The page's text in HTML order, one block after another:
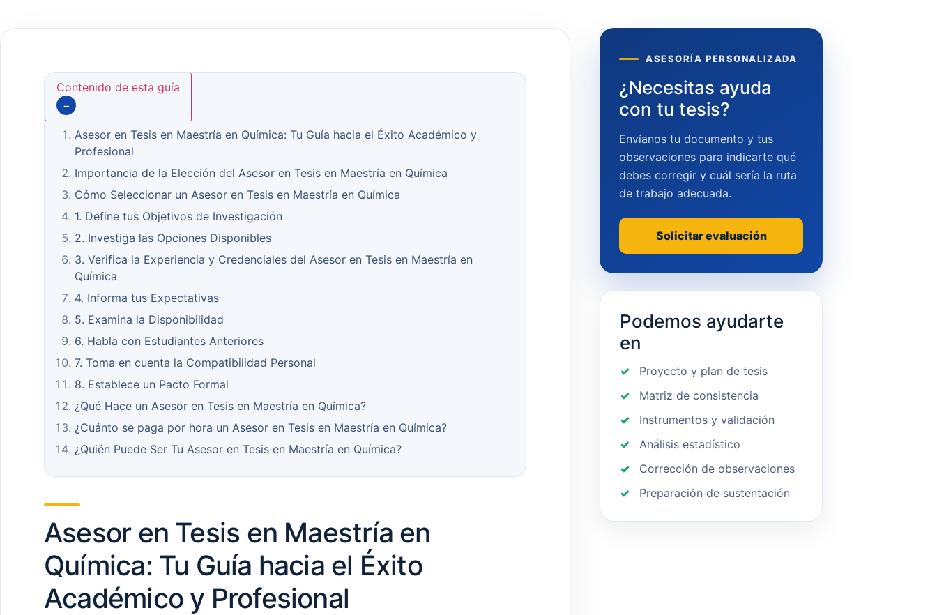
Contenido de esta guía
−
Asesor en Tesis en Maestría en Química: Tu Guía hacia el Éxito Académico y
Profesional
Importancia de la Elección del Asesor en Tesis en Maestría en Química
Cómo Seleccionar un Asesor en Tesis en Maestría en Química
1. Define tus Objetivos de Investigación
2. Investiga las Opciones Disponibles
3. Verifica la Experiencia y Credenciales del Asesor en Tesis en Maestría en
Química
4. Informa tus Expectativas
5. Examina la Disponibilidad
6. Habla con Estudiantes Anteriores
7. Toma en cuenta la Compatibilidad Personal
8. Establece un Pacto Formal
¿Qué Hace un Asesor en Tesis en Maestría en Química?
¿Cuánto se paga por hora un Asesor en Tesis en Maestría en Química?
¿Quién Puede Ser Tu Asesor en Tesis en Maestría en Química?
Asesor en Tesis en Maestría en
Química: Tu Guía hacia el Éxito
Académico y Profesional
ASESORÍA PERSONALIZADA
¿Necesitas ayuda
con tu tesis?
Envíanos tu documento y tus
observaciones para indicarte qué
debes corregir y cuál sería la ruta
de trabajo adecuada.
Solicitar evaluación
Podemos ayudarte
en
Proyecto y plan de tesis
Matriz de consistencia
Instrumentos y validación
Análisis estadístico
Corrección de observaciones
Preparación de sustentación